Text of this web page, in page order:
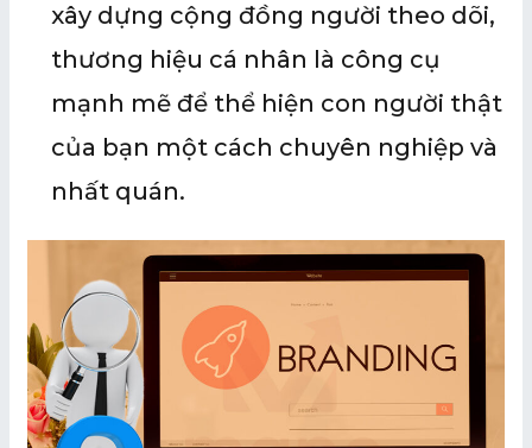
xây dựng cộng đồng người theo dõi,
thương hiệu cá nhân là công cụ
mạnh mẽ để thể hiện con người thật
của bạn một cách chuyên nghiệp và
nhất quán.